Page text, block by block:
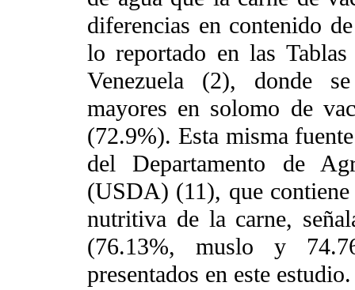
diferencias en contenido
lo reportado en las
Venezuela (2), donde
mayores en solomo de
(72.9%). Esta misma
del Departamento de
(USDA) (11), que
nutritiva de la carne,
(76.13%, muslo y
presentados en este